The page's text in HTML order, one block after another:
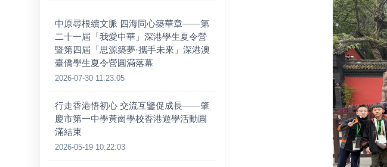
中原尋根續文脈 四海同心築華章——第
二十一屆「我愛中華」深港學生夏令營
暨第四屆「思源築夢·攜手未來」深港澳
臺僑學生夏令營圓滿落幕
2026-07-30 11:23:05
行走香港悟初心 交流互鑒促成長——肇
慶市第一中學黃崗學校香港遊學活動圓
滿結束
2026-05-19 10:22:03